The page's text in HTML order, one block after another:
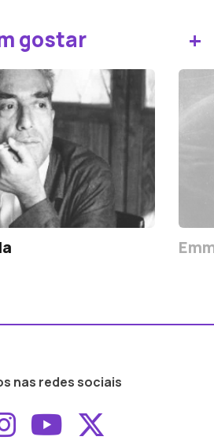
gostar +
nas redes sociais
ao
Aceder ao
Aceder ao